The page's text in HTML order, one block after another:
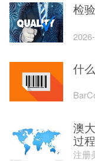
检
什
澳
过程
注册